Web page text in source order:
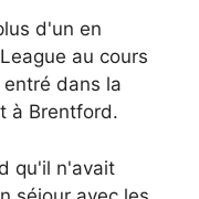
d'un en
au cours
dans la
à Brentford.
qu'il n'avait